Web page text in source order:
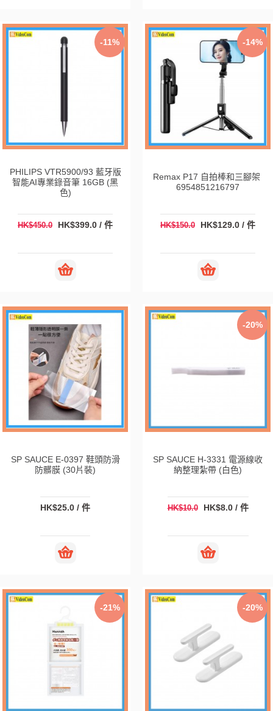
-11%
PHILIPS VTR5900/93 藍牙版
智能AI專業錄音筆 16GB (黑
色)
HK$450.0 HK$399.0 / 件
-14%
Remax P17 自拍棒和三腳架
6954851216797
HK$150.0 HK$129.0 / 件
SP SAUCE E-0397 鞋頭防滑
防髒膜 (30片裝)
HK$25.0 / 件
-20%
SP SAUCE H-3331 電源線收
納整理紮帶 (白色)
HK$10.0 HK$8.0 / 件
-21% -20%